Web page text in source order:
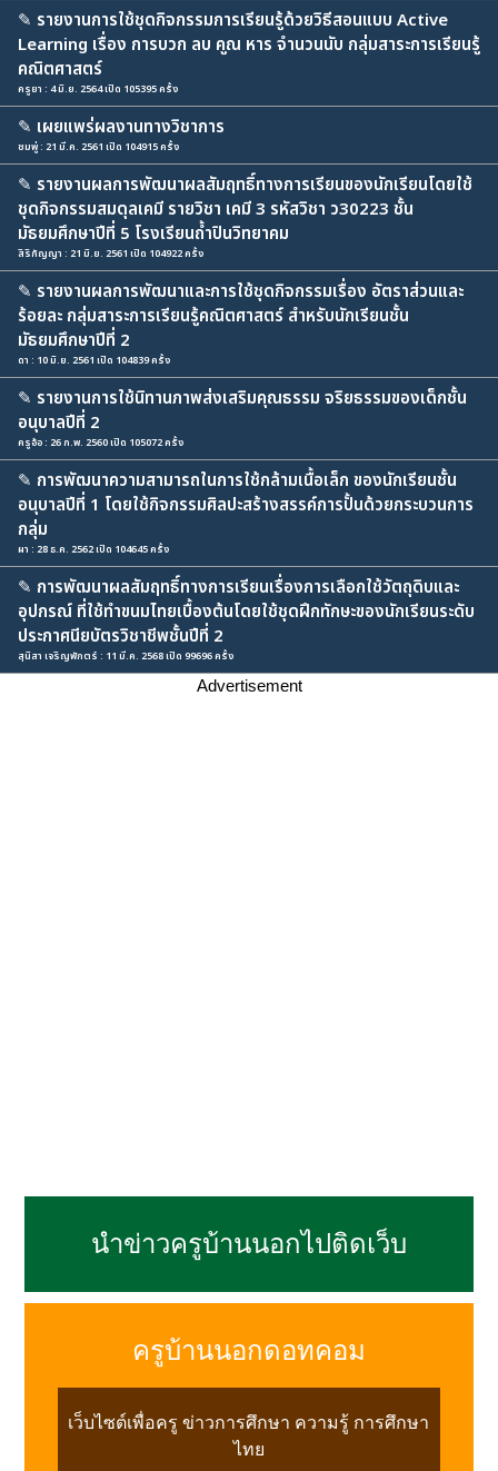
✎ รายงานการใช้ชุดกิจกรรมการเรียนรู้ด้วยวิธีสอนแบบ Active
Learning เรื่อง การบวก ลบ คูณ หาร จำนวนนับ กลุ่มสาระการเรียนรู้
คณิตศาสตร์
ครูยา : 4 มิ.ย. 2564 เปิด 105395 ครั้ง
✎ เผยแพร่ผลงานทางวิชาการ
ชมพู่ : 21 มี.ค. 2561 เปิด 104915 ครั้ง
✎ รายงานผลการพัฒนาผลสัมฤทธิ์ทางการเรียนของนักเรียนโดยใช้
ชุดกิจกรรมสมดุลเคมี รายวิชา เคมี 3 รหัสวิชา ว30223 ชั้น
มัธยมศึกษาปีที่ 5 โรงเรียนถ้ำปินวิทยาคม
สิริกัญญา : 21 มิ.ย. 2561 เปิด 104922 ครั้ง
✎ รายงานผลการพัฒนาและการใช้ชุดกิจกรรมเรื่อง อัตราส่วนและ
ร้อยละ กลุ่มสาระการเรียนรู้คณิตศาสตร์ สำหรับนักเรียนชั้น
มัธยมศึกษาปีที่ 2
ดา : 10 มิ.ย. 2561 เปิด 104839 ครั้ง
✎ รายงานการใช้นิทานภาพส่งเสริมคุณธรรม จริยธรรมของเด็กชั้น
อนุบาลปีที่ 2
ครูอ้อ : 26 ก.พ. 2560 เปิด 105072 ครั้ง
✎ การพัฒนาความสามารถในการใช้กล้ามเนื้อเล็ก ของนักเรียนชั้น
อนุบาลปีที่ 1 โดยใช้กิจกรรมศิลปะสร้างสรรค์การปั้นด้วยกระบวนการ
กลุ่ม
ผา : 28 ธ.ค. 2562 เปิด 104645 ครั้ง
✎ การพัฒนาผลสัมฤทธิ์ทางการเรียนเรื่องการเลือกใช้วัตถุดิบและ
อุปกรณ์ ที่ใช้ทำขนมไทยเบื้องต้นโดยใช้ชุดฝึกทักษะของนักเรียนระดับ
ประกาศนียบัตรวิชาชีพชั้นปีที่ 2
สุนิสา เจริญพักตร์ : 11 มี.ค. 2568 เปิด 99696 ครั้ง
Advertisement
นำข่าวครูบ้านนอกไปติดเว็บ
ครูบ้านนอกดอทคอม
เว็บไซต์เพื่อครู ข่าวการศึกษา ความรู้ การศึกษา
ไทย